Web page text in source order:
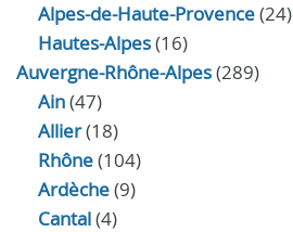
Alpes-de-Haute-Provence(24)
Hautes-Alpes(16)
Auvergne-Rhône-Alpes(289)
Ain(47)
Allier(18)
Rhône(104)
Ardèche(9)
Cantal(4)